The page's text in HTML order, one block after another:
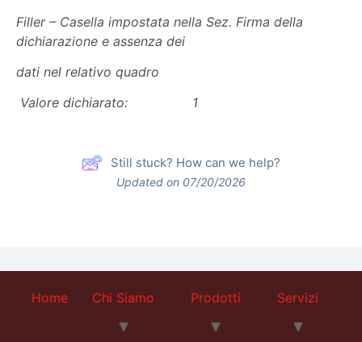
Filler – Casella impostata nella Sez. Firma della
dichiarazione e assenza dei
dati nel relativo quadro
Valore dichiarato: 1
Still stuck? How can we help?
Updated on 07/20/2026
Home Chi Siamo Prodotti Servizi